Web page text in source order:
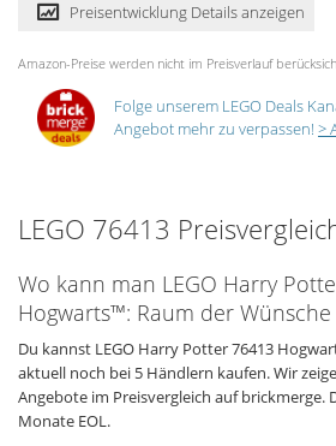
Preisentwicklung Details anzeigen
Amazon-Preise werden nicht im Preisverlauf
Folge unserem LEGO Deals
Angebot mehr zu verpassen! >
LEGO 76413
Wo kann man LEGO Harry
Hogwarts™: Raum der Wünsche
Du kannst LEGO Harry Potter 76413
aktuell noch bei 5 Händlern kaufen. Wir
Angebote im Preisvergleich auf brickmerge.
Monate EOL.